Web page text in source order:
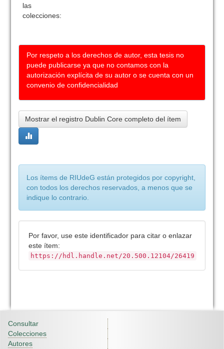
las
colecciones:
Por respeto a los derechos de autor, esta tesis no
puede publicarse ya que no contamos con la
autorización explícita de su autor o se cuenta con un
convenio de confidencialidad
Mostrar el registro Dublin Core completo del ítem
Los ítems de RIUdeG están protegidos por copyright,
con todos los derechos reservados, a menos que se
indique lo contrario.
Por favor, use este identificador para citar o enlazar
este ítem:
https://hdl.handle.net/20.500.12104/26419
Consultar
Colecciones
Autores